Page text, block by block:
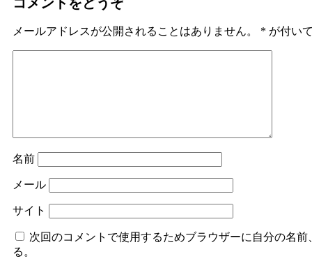
メールアドレスが公開されることはありません。 * が付い
名前
メール
サイト
次回のコメントで使用するためブラウザーに自分の名
る。